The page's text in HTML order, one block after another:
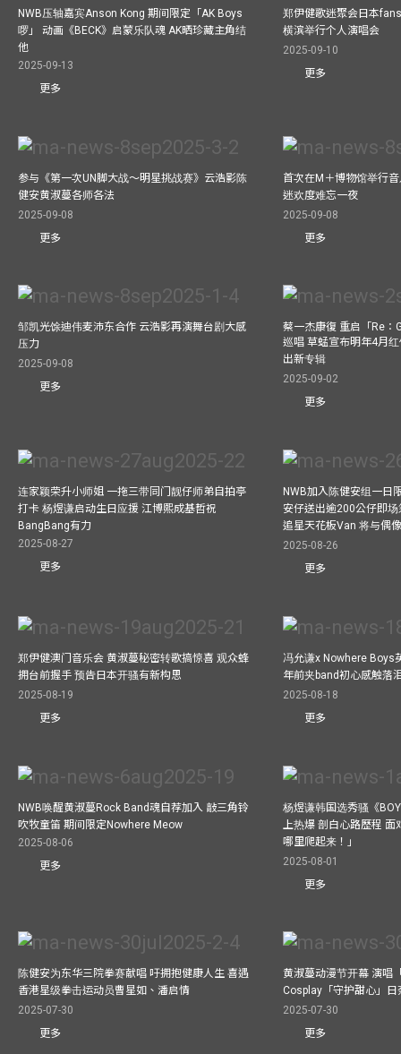
NWB压轴嘉宾Anson Kong 期间限定「AK Boys
啰」 动画《BECK》启蒙乐队魂 AK晒珍藏主角结
他
2025-09-13
更多
郑伊健歌迷聚会日本
横滨举行个人演唱会
2025-09-10
更多
参与《第一次UN脚大战～明星挑战赛》云浩影陈
健安黄淑蔓各师各法
2025-09-08
更多
首次在M＋博物馆举行
迷欢度难忘一夜
2025-09-08
更多
邹凯光馀迪伟麦沛东合作 云浩影再演舞台剧大感
压力
2025-09-08
更多
蔡一杰康復 重启「Re：
巡唱 草蜢宣布明年4月
出新专辑
2025-09-02
更多
连家颖荣升小师姐 一拖三带同门靓仔师弟自拍亭
打卡 杨煜谦启动生日应援 江博熙成基哲祝
BangBang有力
2025-08-27
更多
NWB加入陈健安组一日
安仔送出逾200公仔即
追星天花板Van 将与偶
2025-08-26
更多
郑伊健澳门音乐会 黄淑蔓秘密转歌搞惊喜 观众蜂
拥台前握手 预告日本开骚有新构思
2025-08-19
更多
冯允谦x Nowhere Boys
年前夹band初心感触落
2025-08-18
更多
NWB唤醒黄淑蔓Rock Band魂自荐加入 敲三角铃
吹牧童笛 期间限定Nowhere Meow
2025-08-06
更多
杨煜谦韩国选秀骚《
上热爆 剖白心路歷程
哪里爬起来！」
2025-08-01
更多
陈健安为东华三院拳赛献唱 吁拥抱健康人生 喜遇
香港星级拳击运动员曹星如、潘启情
2025-07-30
更多
黄淑蔓动漫节开幕 演唱
Cosplay「守护甜心」
2025-07-30
更多